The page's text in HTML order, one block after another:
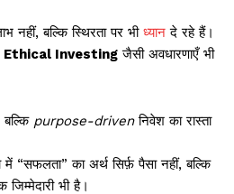
नहीं, बल्कि स्थिरता पर भी ध्यान दे रहे हैं।
Ethical Investing जैसी अवधारणाएँ भी
purpose-drivenनिवेश का रास्ता
में “सफलता” का अर्थ सिर्फ़ पैसा नहीं, बल्कि
भी है।